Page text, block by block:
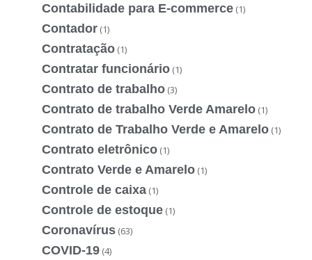
Contabilidade para E-commerce (1)
Contador (1)
Contratação (1)
Contratar funcionário (1)
Contrato de trabalho (3)
Contrato de trabalho Verde Amarelo (1)
Contrato de Trabalho Verde e Amarelo (1)
Contrato eletrônico (1)
Contrato Verde e Amarelo (1)
Controle de caixa (1)
Controle de estoque (1)
Coronavírus (63)
COVID-19 (4)